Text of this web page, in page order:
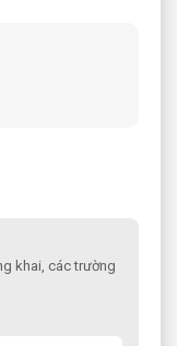
khai, các trường